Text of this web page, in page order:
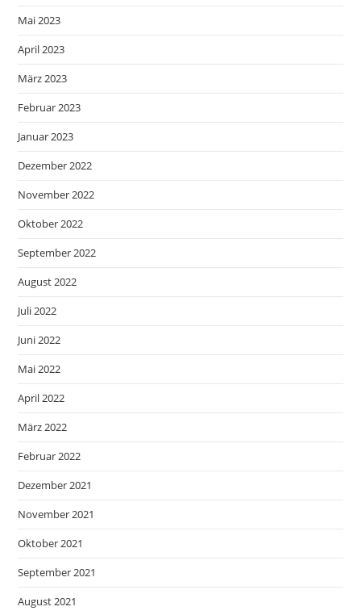
Mai 2023
April 2023
März 2023
Februar 2023
Januar 2023
Dezember 2022
November 2022
Oktober 2022
September 2022
August 2022
Juli 2022
Juni 2022
Mai 2022
April 2022
März 2022
Februar 2022
Dezember 2021
November 2021
Oktober 2021
September 2021
August 2021